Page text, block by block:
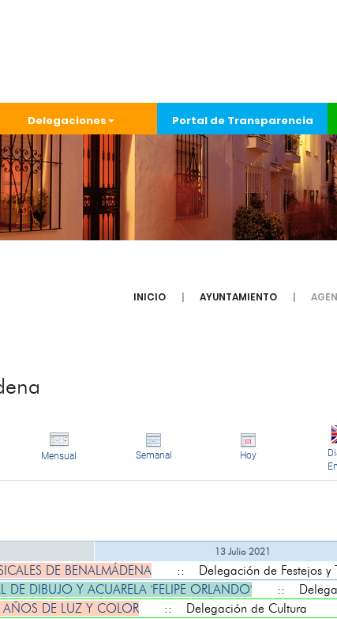
Delegaciones Portal de Transparencia
INICIO AYUNTAMIENTO
Mensual Semanal Hoy
13 Julio 2021
DE BENALMÁDENA
:: Delegación de Festejos y
DE DIBUJO Y ACUARELA 'FELIPE ORLANDO'
::
DE LUZ Y COLOR
:: Delegación de Cultura